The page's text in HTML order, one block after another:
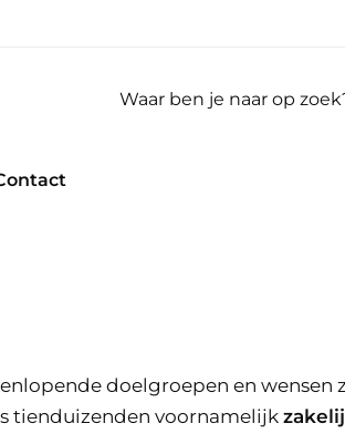
doelgroepen en
tienduizenden voornamelijk